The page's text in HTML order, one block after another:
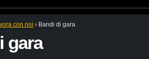
con noi › Bandi di gara
gara